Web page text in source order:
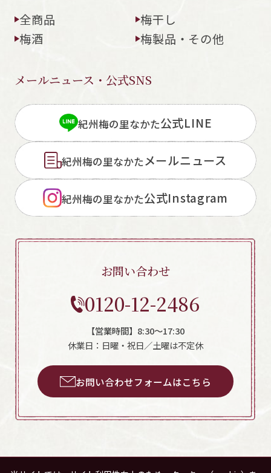
全商品
梅干し
梅酒
梅製品・その他
メールニュース・公式SNS
紀州梅の里なかた公式LINE
紀州梅の里なかたメールニュース
紀州梅の里なかた公式Instagram
お問い合わせ
0120-12-2486
【営業時間】8:30～17:30
休業日：日曜・祝日／土曜は不定休
お問い合わせフォームはこちら